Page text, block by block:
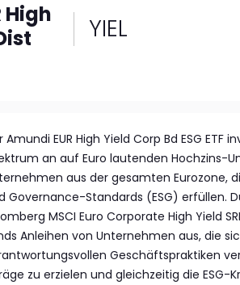
High
YIEL
Amundi EUR High Yield Corp Bd ESG
an auf Euro lautenden Hochzins-
aus der gesamten Eurozone,
Governance-Standards (ESG) erfüllen.
MSCI Euro Corporate High Yield
Anleihen von Unternehmen aus, die
Geschäftspraktiken
zu erzielen und gleichzeitig die ESG-